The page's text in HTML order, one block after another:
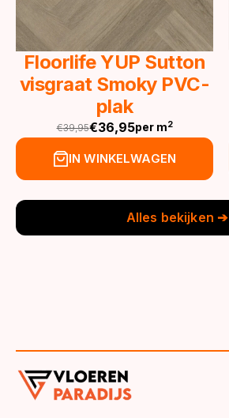
Floorlife YUP Sutton
visgraat Smoky PVC-
plak
€39,95
Oorspronkelijke
prijs
€36,95
Huidige
prijs
per m2
IN WINKELWAGEN
Alles bekijken ➔